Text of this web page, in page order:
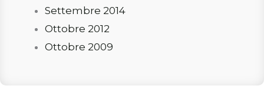
Settembre 2014
Ottobre 2012
Ottobre 2009